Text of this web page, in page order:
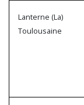
Lanterne (La)
Toulousaine